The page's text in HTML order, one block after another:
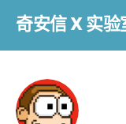
奇安信 X 实验